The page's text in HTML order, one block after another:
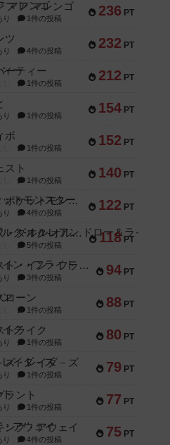
236 PT
フ ア マレンゴ
1件の投稿
232 PT
ツ
4件の投稿
212 PT
ーティー
1件の投稿
154 PT
1件の投稿
152 PT
ボ
1件の投稿
140 PT
スト
1件の投稿
122 PT
ドブル：ポケットモンスター
4件の投稿
118 PT
ジャンヌ・ダルク-オルレアン ドロー＆ライト
5件の投稿
94 PT
ファースト・イン・フライト
3件の投稿
88 PT
ローン
1件の投稿
80 PT
トライク
1件の投稿
79 PT
ズ・レイダ－ズ
1件の投稿
77 PT
ラント
1件の投稿
75 PT
ング・アウェイ
4件の投稿